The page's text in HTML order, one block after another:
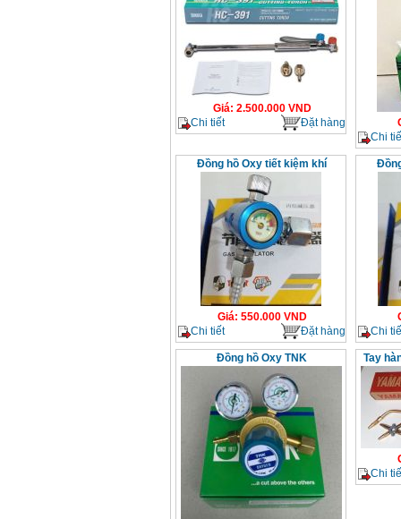
Giá: 2.500.000VND
Chi tiết
Đặt hàng
Chi
Đồng hồ Oxy tiết kiệm khí
Giá: 550.000VND
Chi tiết
Đặt hàng
Chi
Đồng hồ Oxy TNK Tay
Chi